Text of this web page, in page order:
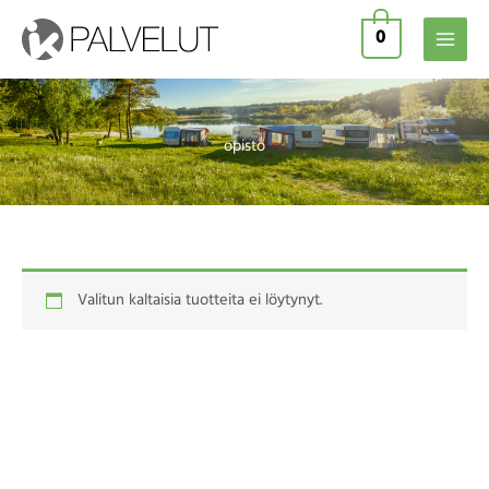
sisältöön
0
opisto
Valitun kaltaisia tuotteita ei löytynyt.